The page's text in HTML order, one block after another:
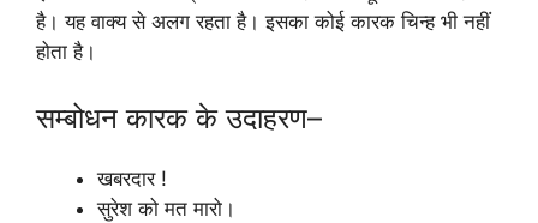
है। यह वाक्य से अलग रहता है। इसका कोई कारक चिन्ह भी नहीं
होता है।
सम्बोधन कारक के उदाहरण–
खबरदार !
सुरेश को मत मारो।